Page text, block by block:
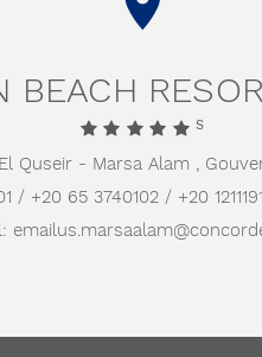
BEACH
S
Quseir - Marsa Alam ,
/ +20 65 3740102 / +20